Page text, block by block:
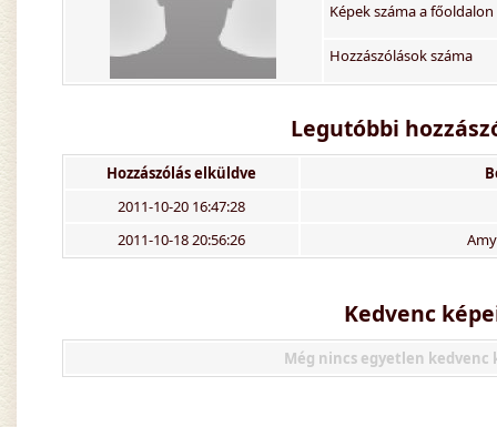
Képek száma a főoldalon
Hozzászólások száma
Legutóbbi
Hozzászólás elküldve
2011-10-20 16:47:28
2011-10-18 20:56:26
Kedvenc
Még nincs egyetlen kedvenc